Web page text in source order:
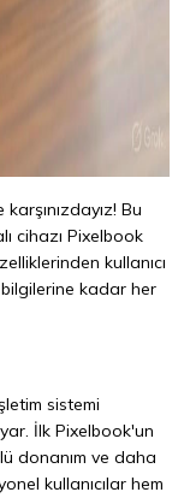
Bu
cihazı Pixelbook
kullanıcı
bilgilerine kadar her
sistemi
İlk Pixelbook'un
donanım ve daha
kullanıcılar hem